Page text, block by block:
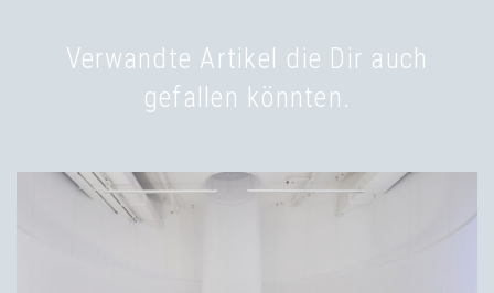
Verwandte Artikel die Dir auch
gefallen könnten.